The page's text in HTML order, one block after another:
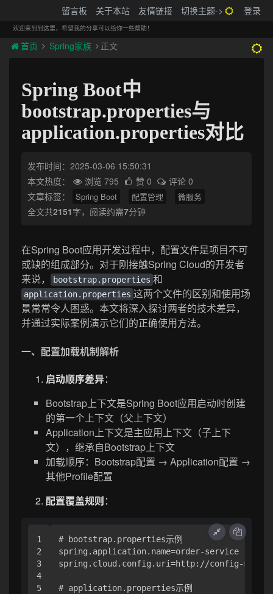
留言板 关于本站 友情链接 切换主题-> 登录
欢迎来到到这里，希望我的分享可以给你一些帮助！
首页 Spring家族 正文
Spring Boot中
bootstrap.properties与
application.properties对比
发布时间：2025-03-06 15:50:31
本文热度：
浏览 795 赞 0
评论 0
文章标签：
Spring Boot 配置管理 微服务
全文共2151字，阅读约需7分钟
在Spring Boot应用开发过程中，配置文件是项目不可
或缺的组成部分。对于刚接触Spring Cloud的开发者
来说，
bootstrap.properties 和
application.properties 这两个文件的区别和使用场
景常常令人困惑。本文将深入探讨两者的技术差异，
并通过实际案例演示它们的正确使用方法。
一、配置加载机制解析
启动顺序差异：
Bootstrap上下文是Spring Boot应用启动时创建
的第一个上下文（父上下文）
Application上下文是主应用上下文（子上下
文），继承自Bootstrap上下文
加载顺序：Bootstrap配置 → Application配置 →
其他Profile配置
配置覆盖规则：
1
2
3
4
5
# bootstrap.properties示例
spring.application.name=order-service
spring.cloud.config.uri=http://config-
# application.properties示例